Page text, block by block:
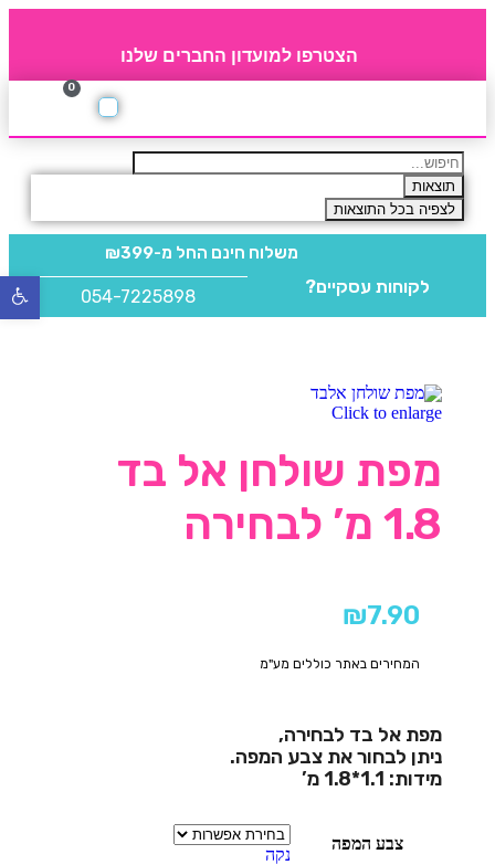
הצטרפו למועדון החברים שלנו
0
תוצאות
לצפיה בכל התוצאות
משלוח חינם החל מ-₪399
לקוחות עסקיים? 054-7225898
Click to enlarge
מפת שולחן אל בד
1.8 מ’ לבחירה
₪7.90
המחירים באתר כוללים מע"מ
מפת אל בד לבחירה,
ניתן לבחור את צבע המפה.
מידות: 1.1*1.8 מ’
צבע המפה
נקה
פתח